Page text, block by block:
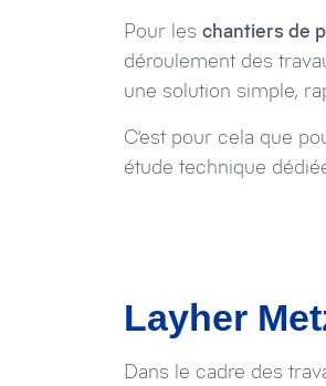
Pour les chantiers de
déroulement des
une solution simple,
C’est pour cela que
étude technique
Layher
Dans le cadre des